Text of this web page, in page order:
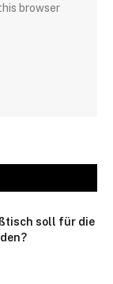
browser
soll für die